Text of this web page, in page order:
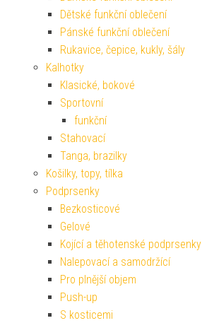
Dětské funkční oblečení
Pánské funkční oblečení
Rukavice, čepice, kukly, šály
Kalhotky
Klasické, bokové
Sportovní
funkční
Stahovací
Tanga, brazilky
Košilky, topy, tílka
Podprsenky
Bezkosticové
Gelové
Kojící a těhotenské podprsenky
Nalepovací a samodržící
Pro plnější objem
Push-up
S kosticemi